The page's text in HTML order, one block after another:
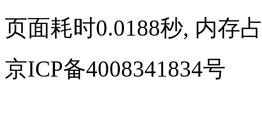
页面耗时0.0188秒, 内存
京ICP备4008341834号